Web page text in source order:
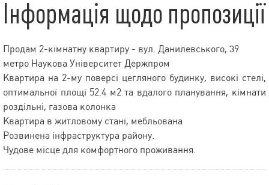
Інформація щодо пропозиції
Продам 2-кімнатну квартиру - вул. Данилевського, 39
метро Наукова Університет Держпром
Квартира на 2-му поверсі цегляного будинку, високі стелі,
оптимальної площі 52.4 м2 та вдалого планування, кімнати
роздільні, газова колонка
Квартира в житловому стані, мебльована
Розвинена інфраструктура району.
Чудове місце для комфортного проживання.